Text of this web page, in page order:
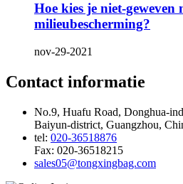
Hoe kies je niet-
milieubescherming?
nov-29-2021
Contact informatie
No.9, Huafu Road, Donghua-
Baiyun-district, Guangzhou,
tel: 020-36518876
Fax: 020-36518215
sales05@tongxingbag.com